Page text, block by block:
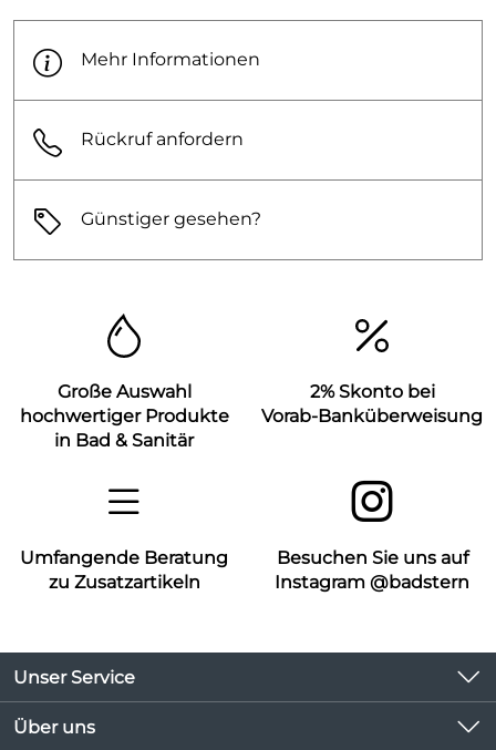
Mehr Informationen
Rückruf anfordern
Günstiger gesehen?
Große Auswahl
hochwertiger Produkte
in Bad & Sanitär
2% Skonto bei
Vorab-Banküberweisung
Umfangende Beratung
zu Zusatzartikeln
Besuchen Sie uns auf
Instagram @badstern
Unser Service
Kontakt
Über uns